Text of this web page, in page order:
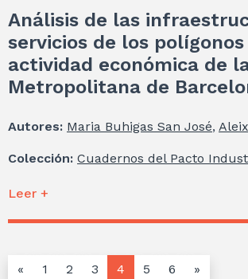
Análisis de las
servicios de los polígonos
actividad económica de
Metropolitana de
Autores: Maria Buhigas San José,
Colección: Cuadernos del Pacto
Leer +
« 1 2 3 4 5 6 »